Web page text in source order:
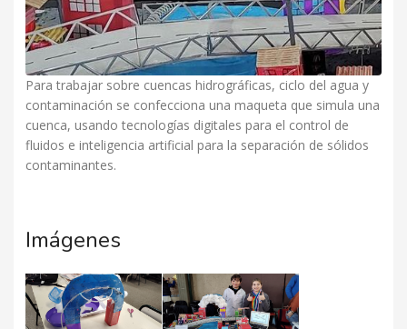
Para trabajar sobre cuencas hidrográficas, ciclo del agua y
contaminación se confecciona una maqueta que simula una
cuenca, usando tecnologías digitales para el control de
fluidos e inteligencia artificial para la separación de sólidos
contaminantes.
Imágenes